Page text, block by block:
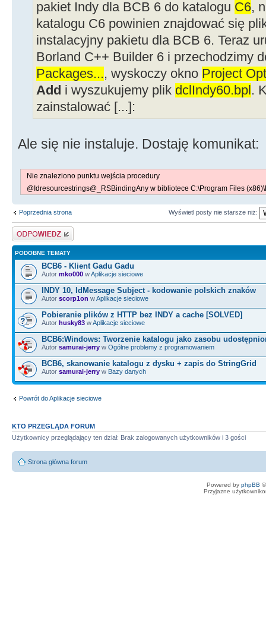
pakiet Indy dla BCB 6 do katalogu C6,
katalogu C6 powinien znajdować się
instalacyjny pakietu dla BCB 6. Teraz
Borland C++ Builder 6 i przechodzimy
Packages..., wyskoczy okno Project
Add i wyszukujemy plik dclIndy60.bpl .
zainstalować [...]:
Ale się nie instaluje. Dostaję komunikat:
Nie znaleziono punktu wejścia procedury
@Idresourcestrings@_RSBindingAny w bibliotece C:\Program Files
Poprzednia strona Wyświetl posty nie starsze niż:
Odpowiedz
PODOBNE TEMATY
BCB6 - Klient Gadu Gadu
Autor mko000 wAplikacje sieciowe
INDY 10, IdMessage Subject - kodowanie polskich znaków
Autor scorp1on wAplikacje sieciowe
Pobieranie plików z HTTP bez INDY a cache [SOLVED]
Autor husky83 wAplikacje sieciowe
BCB6:Windows: Tworzenie katalogu jako zasobu
Autor samurai-jerry w Ogólne problemy z programowaniem
BCB6, skanowanie katalogu z dysku + zapis do StringGrid
Autor samurai-jerry w Bazy danych
Powrót do Aplikacje sieciowe
KTO PRZEGLĄDA FORUM
Użytkownicy przeglądający ten dział: Brak zalogowanych użytkowników i 3 gości
Strona główna forum
Powered by phpBB
Przyjazne